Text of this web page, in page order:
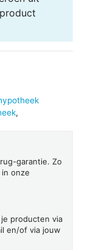
,
garantie. Zo
onze
producten via
en/of via jouw